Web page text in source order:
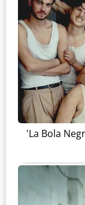
'La Bola